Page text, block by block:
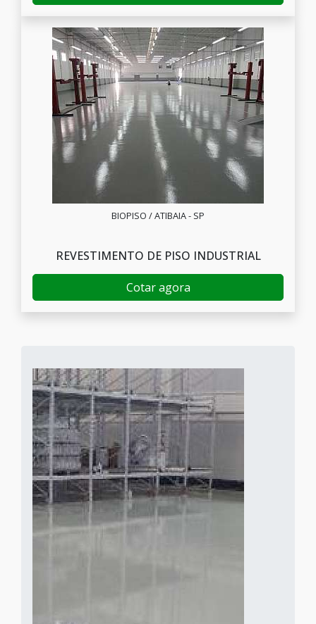
BIOPISO / ATIBAIA - SP
REVESTIMENTO DE PISO INDUSTRIAL
Cotar agora